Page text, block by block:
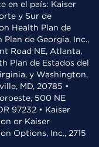
en el país: Kaiser
y Sur de
Health Plan de
de Georgia, Inc.,
Road NE, Atlanta,
Plan de Estados del
y Washington,
MD, 20785 •
500 NE
97232 • Kaiser
or Kaiser
Options, Inc., 2715